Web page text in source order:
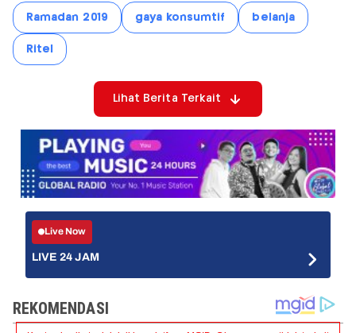
Ramadan 2019 gaya konsumtif belanja
Ritel
Lihat Berita Terkait
Live Now
LIVE 24 JAM